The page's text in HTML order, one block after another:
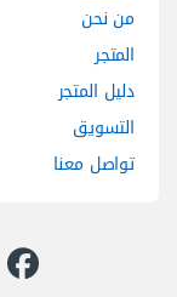
من نحن
المتجر
دليل المتجر
التسويق
تواصل معنا